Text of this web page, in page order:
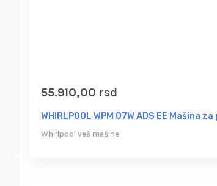
55.910,00 rsd
WHIRLPOOL WPM 07W ADS EE Mašina
Whirlpool veš mašine